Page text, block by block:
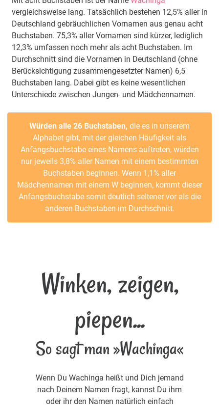
vergleichsweise lang. Tatsächlich bestehen 12,5% aller in
Deutschland gebräuchlichen Vornamen aus genau acht
Buchstaben. 75,3% aller Vornamen sind kürzer, lediglich
12,3% umfassen noch mehr als acht Buchstaben. Im
Durchschnitt sind die Vornamen in Deutschland (ohne
Berücksichtigung zusammengesetzter Namen) 6,5
Buchstaben lang. Dabei gibt es keine wesentlichen
Unterschiede zwischen Jungen- und Mädchennamen.
Würden alle 26 Buchstaben, die es in unserem
Alphabet gibt, mit der gleichen Häufigkeit als
Anfangsbuchstabe eines Namens auftreten, würden
nur jeweils 3,8% aller Namen mit einem bestimmten
Buchstaben beginnen. Wenn 1,1% aller
Mädchennamen mit einem W beginnen, kommt dieser
Anfangsbuchstabe somit deutlich seltener vor als die
anderen Buchstaben im Durchschnitt.
Winken, zeigen,
piepen...
So sagt man »Wachinga«
Wenn Du Wachinga heißt und Dich jemand
nach Deinem Namen fragt, kannst Du ihm
oder ihr den Namen natürlich einfach